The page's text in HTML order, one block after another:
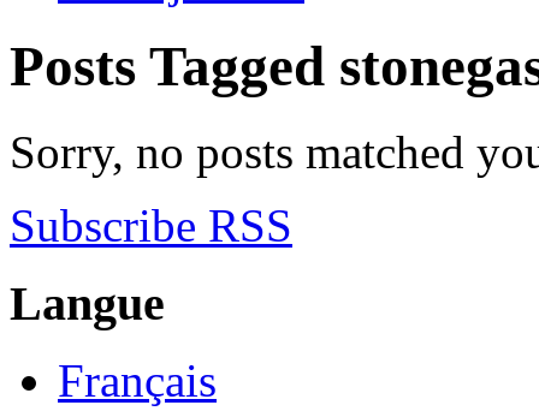
Posts Tagged
Sorry, no posts matched
Subscribe RSS
Langue
Français